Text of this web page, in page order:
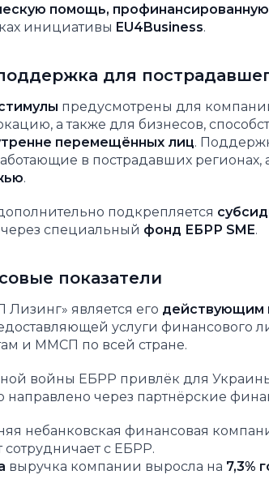
помощь,
инициативы EU4Business.
для
предусмотрены для
а также для бизнесов,
перемещённых лиц.
в пострадавших регионах,
.
подкрепляется
специальный фонд ЕБРР SME.
показатели
Лизинг» является его действующим
услуги финансового
и ММСП по всей стране.
войны ЕБРР привлёк для
направлено через партнёрские
небанковская финансовая
с ЕБРР.
выручка компании выросла на 7,3%